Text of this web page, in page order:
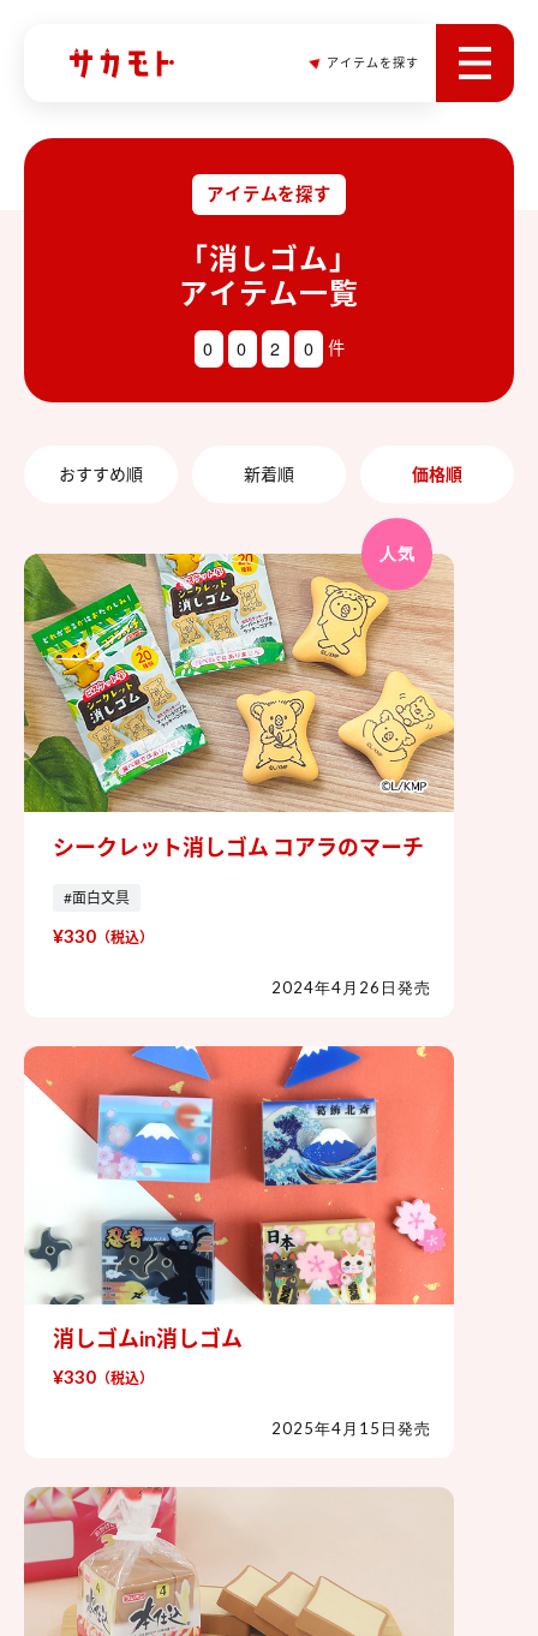
アイテムを探す
アイテムを探す
「消しゴム」
アイテム一覧
0 0 2 0 件
おすすめ順 新着順 価格順
人気
シークレット消しゴム コアラのマー
シークレット消しゴム コアラのマーチ
#面白文具
¥330 （税込）
2024年4月26日発売
消しゴムin消しゴム
消しゴムin消しゴム
¥330 （税込）
2025年4月15日発売